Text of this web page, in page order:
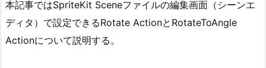
本記事ではSpriteKit Sceneファイルの編集画面（シーンエ
ディタ）で設定できるRotate ActionとRotateToAngle
Actionについて説明する。